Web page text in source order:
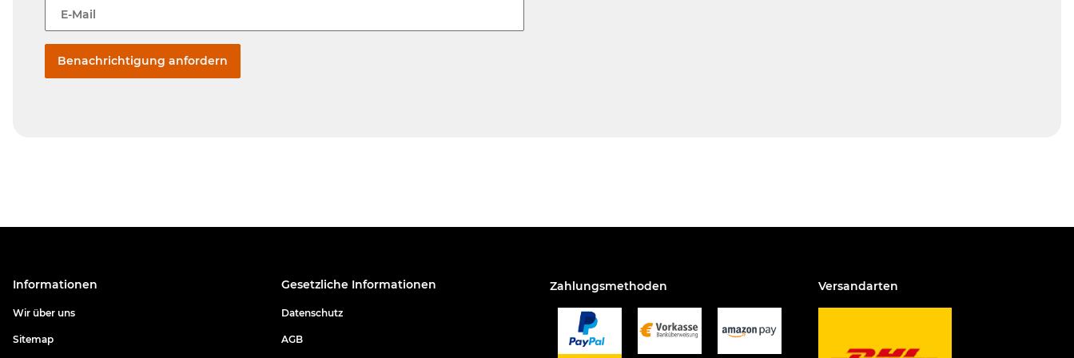
E-Mail
Benachrichtigung anfordern
Informationen
Wir über uns
Sitemap
Gesetzliche Informationen
Datenschutz
AGB
Zahlungsmethoden Versandarten